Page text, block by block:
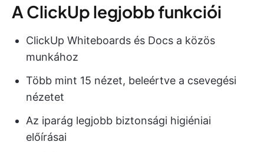
A ClickUp legjobb funkciói
ClickUp Whiteboards és Docs a közös
munkához
Több mint 15 nézet, beleértve a csevegési
nézetet
Az iparág legjobb biztonsági higiéniai
előírásai